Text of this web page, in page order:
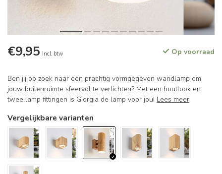
€9,95 Incl. btw Op voorraad
Ben jij op zoek naar een prachtig vormgegeven wandlamp om
jouw buitenruimte sfeervol te verlichten? Met een houtlook en
twee lamp fittingen is Giorgia de lamp voor jou! Lees meer.
Vergelijkbare varianten